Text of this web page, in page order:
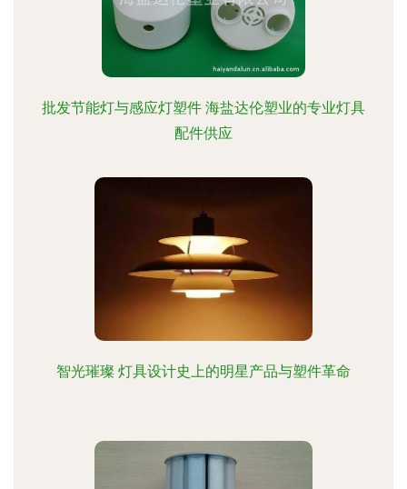
批发节能灯与感应灯塑件 海盐达伦塑业的专业灯具
配件供应
智光璀璨 灯具设计史上的明星产品与塑件革命